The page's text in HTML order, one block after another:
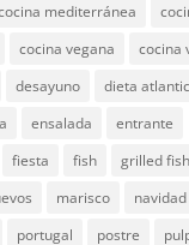
mediterránea
cocina vegana
cocina
desayuno
dieta
ensalada
entrante
fiesta fish
grilled fish
marisco navidad
portugal postre